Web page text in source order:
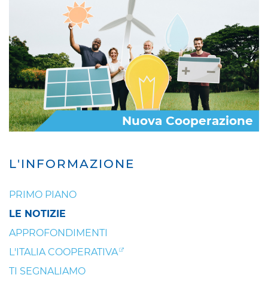
L'INFORMAZIONE
PRIMO PIANO
LE NOTIZIE
APPROFONDIMENTI
L'ITALIA COOPERATIVA
TI SEGNALIAMO
Nuova Cooperazione